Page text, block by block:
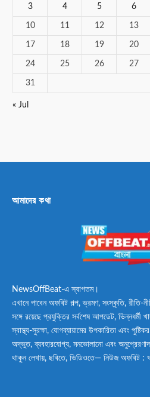
3 4 5 6
10 11 12 13
17 18 19 20
24 25 26 27
31
« Jul
আমাদের কথা
NewsOffBeat-এ স্বাগতম।
এখানে পাবেন অফবিট গল্প, ভ্রমণ, সংস্কৃতি, রীতি-
সঙ্গে রয়েছে প্রযুক্তির সর্বশেষ আপডেট, ভিন্নধর্মী
স্বাস্থ্য-সুরক্ষা, যোগব্যায়ামের উপকারিতা এবং
অদ্ভুত, ব্যবহারযোগ্য, মনভোলানো এবং
থাকুন লেখায়, ছবিতে, ভিডিওতে— নিউজ অফবিট :